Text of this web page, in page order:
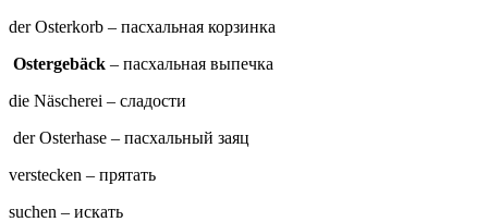
der Osterkorb – пасхальная корзинка
Ostergebäck – пасхальная выпечка
die Näscherei – сладости
der Osterhase – пасхальный заяц
verstecken – прятать
suchen – искать